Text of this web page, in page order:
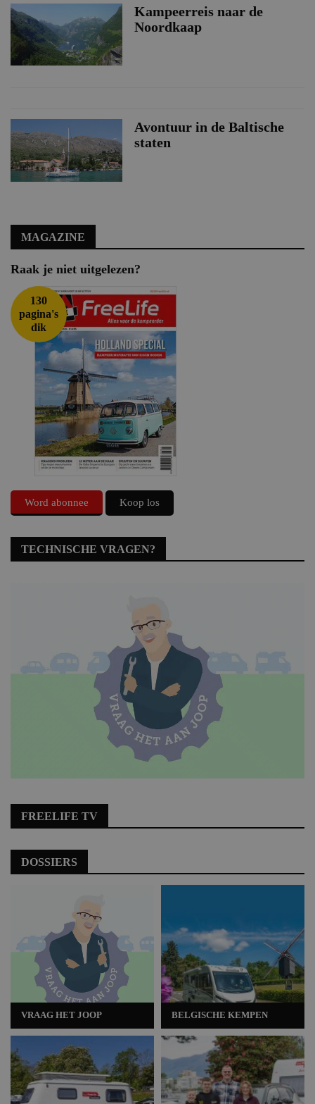
Kampeerreis naar de
Noordkaap
Avontuur in de Baltische
staten
MAGAZINE
Raak je niet uitgelezen?
130
pagina's
dik
Word abonnee Koop los
TECHNISCHE VRAGEN?
FREELIFE TV
DOSSIERS
VRAAG HET JOOP BELGISCHE KEMPEN